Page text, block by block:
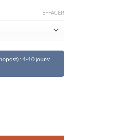
EFFACER
: 4-10 jours: